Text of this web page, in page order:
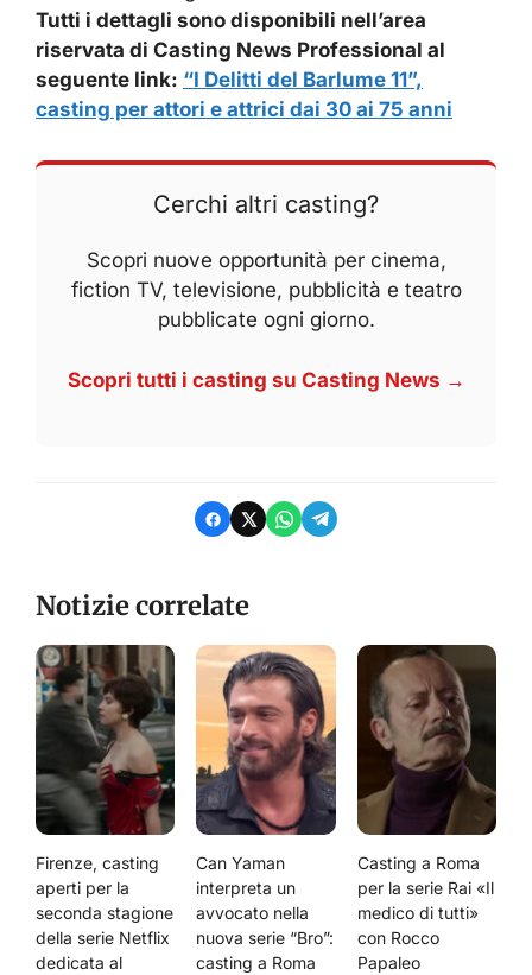
Tutti i dettagli sono disponibili nell’area
riservata di Casting News Professional al
seguente link: “I Delitti del Barlume 11”,
casting per attori e attrici dai 30 ai 75 anni
Cerchi altri casting?
Scopri nuove opportunità per cinema,
fiction TV, televisione, pubblicità e teatro
pubblicate ogni giorno.
Scopri tutti i casting su Casting News →
Notizie correlate
Firenze, casting
aperti per la
seconda stagione
della serie Netflix
dedicata al
Can Yaman
interpreta un
avvocato nella
nuova serie “Bro”:
casting a Roma
Casting a Roma
per la serie Rai «Il
medico di tutti»
con Rocco
Papaleo